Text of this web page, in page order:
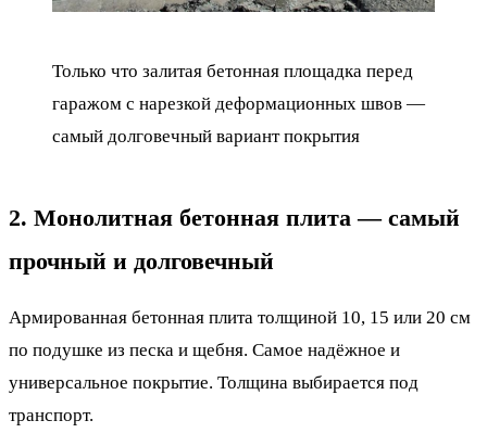
Только что залитая бетонная площадка перед
гаражом с нарезкой деформационных швов —
самый долговечный вариант покрытия
2. Монолитная бетонная плита — самый
прочный и долговечный
Армированная бетонная плита толщиной 10, 15 или 20 см
по подушке из песка и щебня. Самое надёжное и
универсальное покрытие. Толщина выбирается под
транспорт.